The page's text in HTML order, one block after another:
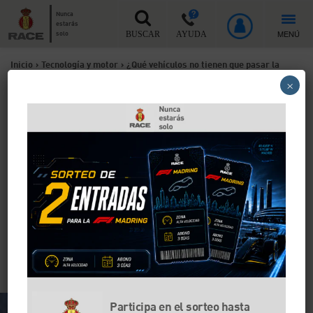
Nunca
estarás
solo
BUSCAR AYUDA MENÚ
Inicio > Tecnología y motor > ¿Qué vehículos no tienen que pasar la
¿Qué vehículos no tienen
que pasar la ITV?
La inmensa mayoría de vehículos deben pasar la ITV
de forma obligatoria cada cierto tiempo, según el tipo
de vehículo y su antigüedad. La ley contempla una
serie de excepciones que, además, se verán afectadas
por un cambio en la normativa que la DGT introducirá
antes de fin de año.
Participa en el sorteo hasta
×